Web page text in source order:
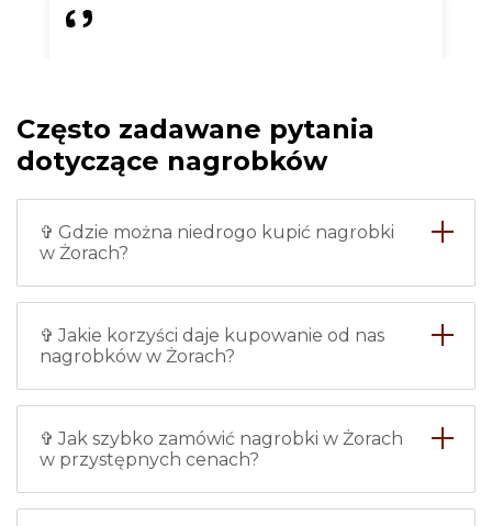
ze zdjęciem. Wszystko zostało
zrobione bardzo dokładnie i na
czas, nie mam żadnych zarzutów.
Instalację również wykonywali
profesjonaliści, więc śmiało
polecam.
Maria
Każdy z pracowników tej firmy -
to specjalista z klasą. Uważnie
następnie dokładnie je realizują.
Często zadawane pytania
dotyczące nagrobków
✞ Gdzie można niedrogo kupić nagrobki
w Żorach?
✞ Jakie korzyści daje kupowanie od nas
nagrobków w Żorach?
✞ Jak szybko zamówić nagrobki w Żorach
w przystępnych cenach?